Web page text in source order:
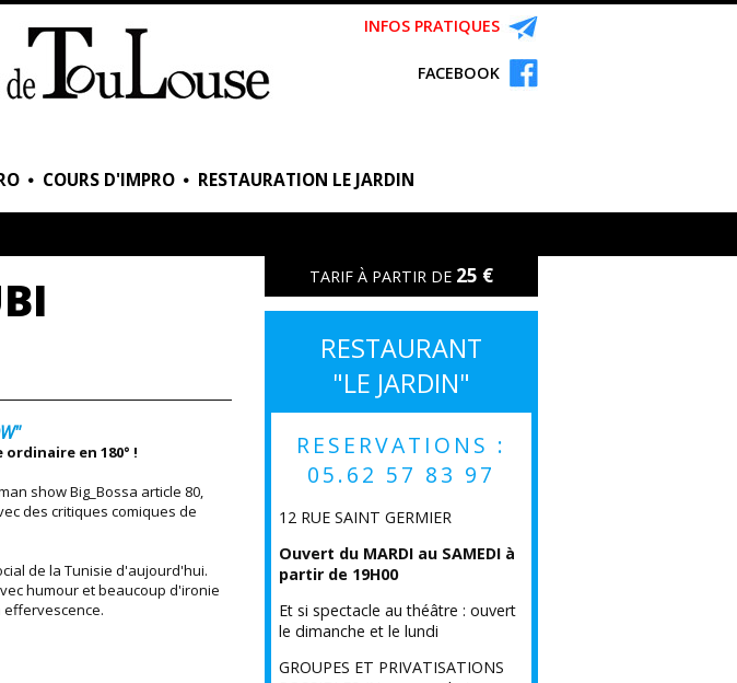
INFOS PRATIQUES
FACEBOOK
COURS D'IMPRO RESTAURATION LE JARDIN
TARIF À PARTIR DE 25 €
RESTAURANT
"LE JARDIN"
RESERVATIONS :
05.62 57 83 97
12 RUE SAINT GERMIER
Ouvert du MARDI au SAMEDI à
partir de 19H00
Et si spectacle au théâtre : ouvert
le dimanche et le lundi
GROUPES ET PRIVATISATIONS
en 180° !
show Big_Bossa article 80,
des critiques comiques de
de la Tunisie d'aujourd'hui.
humour et beaucoup d'ironie